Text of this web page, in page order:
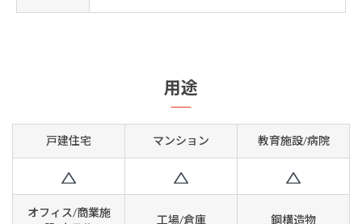
用途
戸建住宅 マンション 教育施設/病院
オフィス/商業施
工場/倉庫 鋼構造物